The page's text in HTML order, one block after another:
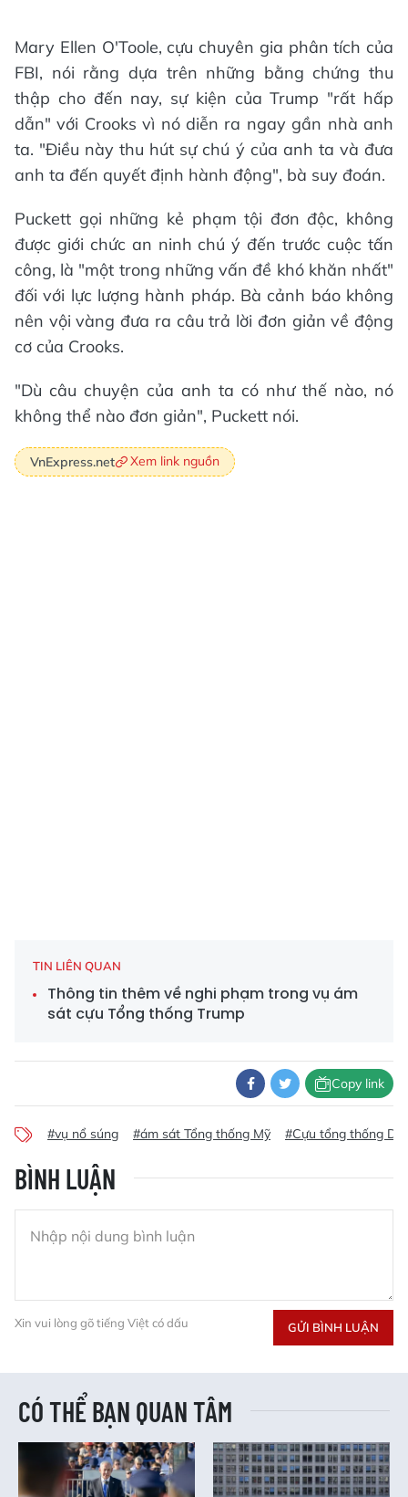
Mary Ellen O'Toole, cựu chuyên gia phân tích của
FBI, nói rằng dựa trên những bằng chứng thu
thập cho đến nay, sự kiện của Trump "rất hấp
dẫn" với Crooks vì nó diễn ra ngay gần nhà anh
ta. "Điều này thu hút sự chú ý của anh ta và đưa
anh ta đến quyết định hành động", bà suy đoán.
Puckett gọi những kẻ phạm tội đơn độc, không
được giới chức an ninh chú ý đến trước cuộc tấn
công, là "một trong những vấn đề khó khăn nhất"
đối với lực lượng hành pháp. Bà cảnh báo không
nên vội vàng đưa ra câu trả lời đơn giản về động
cơ của Crooks.
"Dù câu chuyện của anh ta có như thế nào, nó
không thể nào đơn giản", Puckett nói.
VnExpress.net Xem link nguồn
TIN LIÊN QUAN
Thông tin thêm về nghi phạm trong vụ ám
sát cựu Tổng thống Trump
Copy link
#vụ nổ súng #ám sát Tổng thống Mỹ #Cựu tổng thống
BÌNH LUẬN
Xin vui lòng gõ tiếng Việt có dấu GỬI BÌNH LUẬN
CÓ THỂ BẠN QUAN TÂM